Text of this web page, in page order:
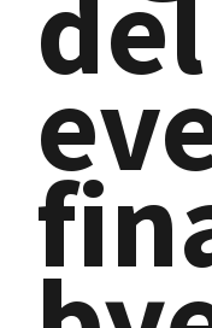
del